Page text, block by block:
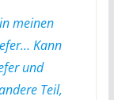
meinen
Kann
und
Teil,